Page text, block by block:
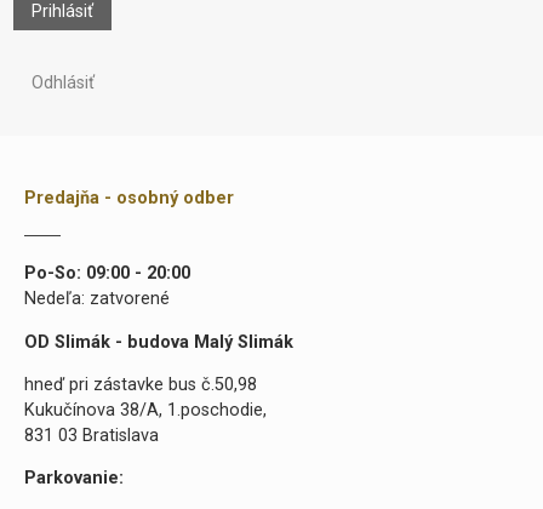
Prihlásiť
Odhlásiť
Predajňa - osobný odber
Po-So: 09:00 - 20:00
Nedeľa: zatvorené
OD Slimák - budova Malý Slimák
hneď pri zástavke bus č.50,98
Kukučínova 38/A, 1.poschodie,
831 03 Bratislava
Parkovanie: